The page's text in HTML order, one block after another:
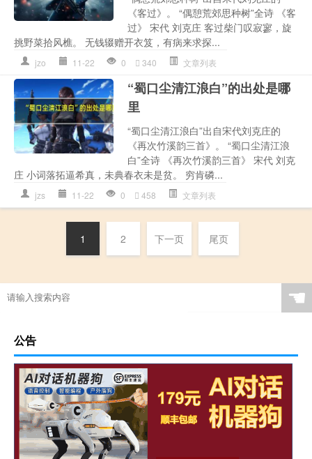
《客过》。 “偶憩荒郊思种树”全诗 《客
过》 宋代 刘克庄 客过柴门叹寂寥，旋
挑野菜拾风樵。 无钱辍赠开衣笈，有病来求探...
jzo 11-22 0 340 文章列表
“蜀口尘清江浪白”的出处是哪
里
“蜀口尘清江浪白”出自宋代刘克庄的
《再次竹溪韵三首》。 “蜀口尘清江浪
白”全诗 《再次竹溪韵三首》 宋代 刘克
庄 小词落拓逼希真，未典春衣未是贫。 穷肯磷...
jzs 11-22 0 458 文章列表
1 2 下一页 尾页
☚
公告